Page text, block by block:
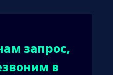
запрос,
в